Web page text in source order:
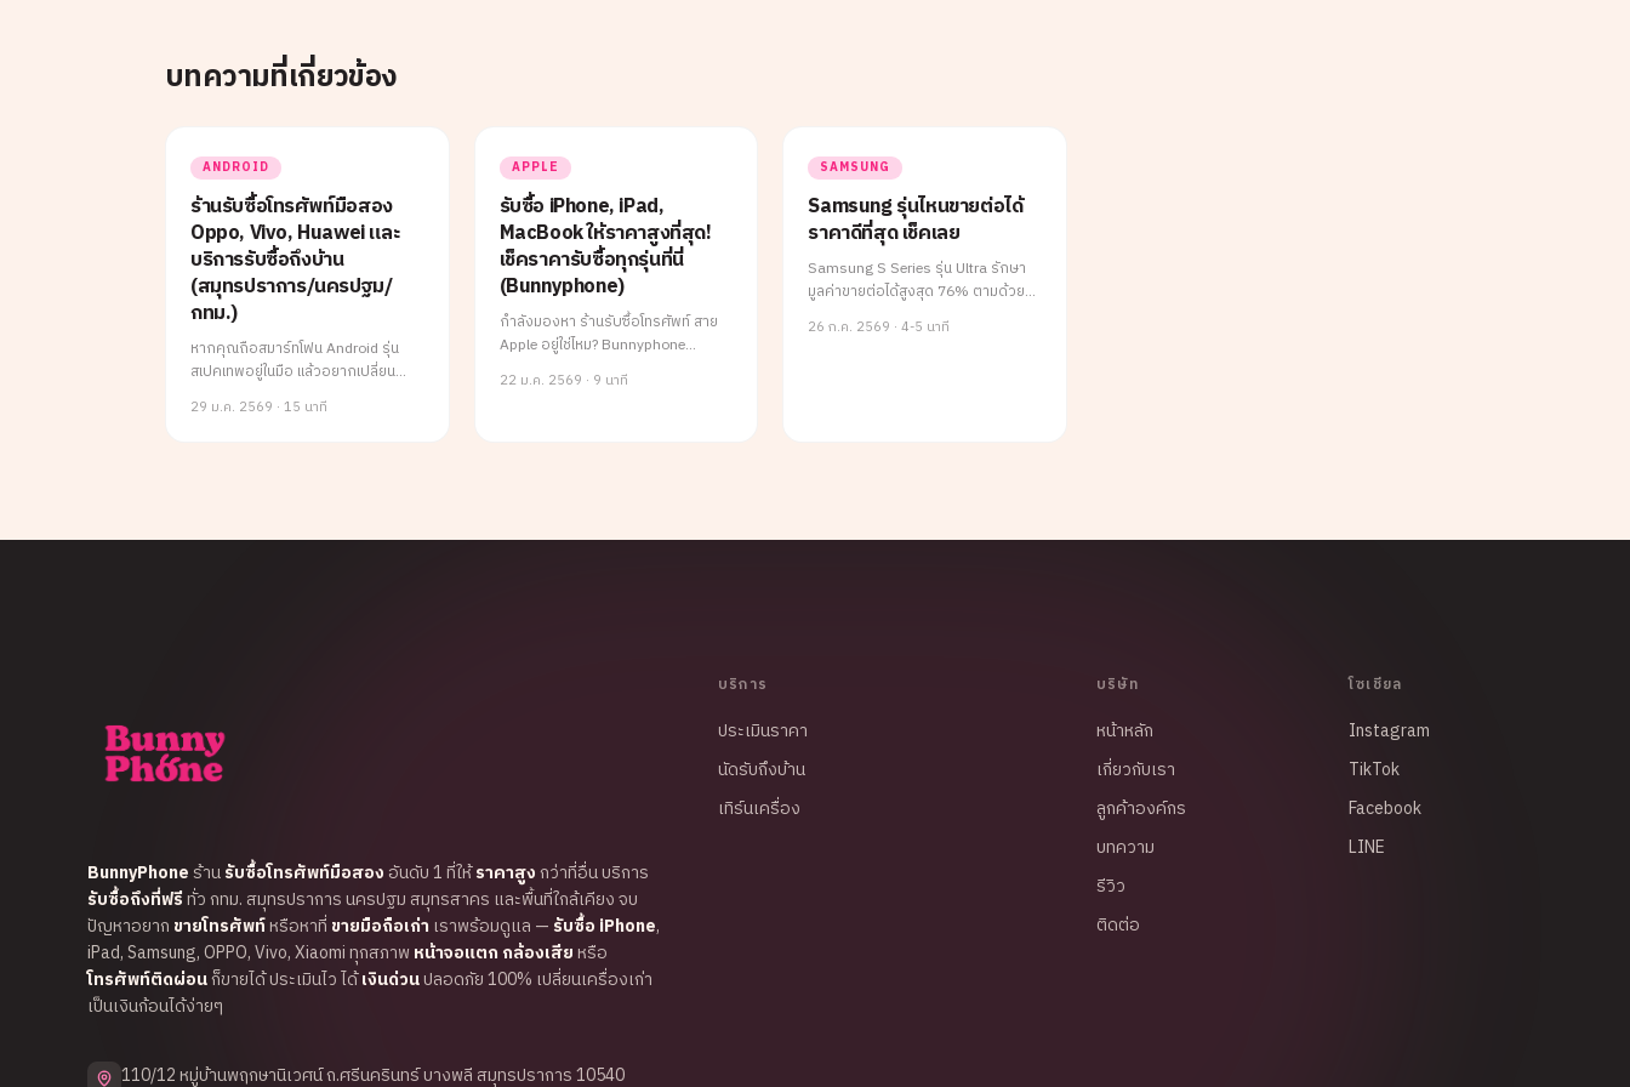
บทความที่เกี่ยวข้อง
ANDROID
ร้านรับซื้อโทรศัพท์มือสอง
Oppo, Vivo, Huawei และ
บริการรับซื้อถึงบ้าน
(สมุทรปราการ/นครปฐม/
กทม.)
หากคุณถือสมาร์ทโฟน Android รุ่น
สเปคเทพอยู่ในมือ แล้วอยากเปลี่ยน
เครื่องใหม่ หรือมีความจำเป็นต้องใช้เงิน
ด่วน
29 ม.ค. 2569 · 15 นาที
APPLE
รับซื้อ iPhone, iPad,
MacBook ให้ราคาสูงที่สุด!
เช็คราคารับซื้อทุกรุ่นที่นี่
(Bunnyphone)
กำลังมองหา ร้านรับซื้อโทรศัพท์ สาย
Apple อยู่ใช่ไหม? Bunnyphone
(bunnyphoneth.com) คือตัวจริง
เรื่อง รับซื้อ iphone และสินค้า Apple
22 ม.ค. 2569 · 9 นาที
SAMSUNG
Samsung รุ่นไหนขายต่อได้
ราคาดีที่สุด เช็คเลย
Samsung S Series รุ่น Ultra รักษา
มูลค่าขายต่อได้สูงสุด 76% ตามด้วย
รุ่น FE ที่คุ้มค่าทั้งซื้อและขาย ส่วน Z
Series จอพับราคาตกเร็วกว่า S
26 ก.ค. 2569 ·4-5 นาที
BunnyPhoneร้านรับซื้อโทรศัพท์มือสอง อันดับ 1 ที่ให้ราคาสูงกว่าที่อื่น บริการ
รับซื้อถึงที่ฟรีทั่ว กทม. สมุทรปราการ นครปฐม สมุทรสาคร และพื้นที่ใกล้เคียง จบ
ปัญหาอยาก ขายโทรศัพท์หรือหาที่ ขายมือถือเก่า เราพร้อมดูแล — รับซื้อ iPhone,
iPad, Samsung, OPPO, Vivo, Xiaomi ทุกสภาพ หน้าจอแตก กล้องเสียหรือ
โทรศัพท์ติดผ่อนก็ขายได้ ประเมินไว ได้เงินด่วนปลอดภัย 100% เปลี่ยนเครื่องเก่า
เป็นเงินก้อนได้ง่ายๆ
110/12 หมู่บ้านพฤกษานิเวศน์ ถ.ศรีนครินทร์ บางพลี สมุทรปราการ 10540
บริการ
ประเมินราคา
นัดรับถึงบ้าน
เทิร์นเครื่อง
บริษัท
หน้าหลัก
เกี่ยวกับเรา
ลูกค้าองค์กร
บทความ
รีวิว
ติดต่อ
โซเชียล
Instagram
TikTok
Facebook
LINE